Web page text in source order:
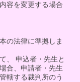
容を変更する場合
の法律に準拠しま
、 申込者・先生と
合、申請者・先生
轄する裁判所のう